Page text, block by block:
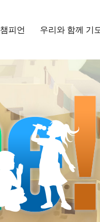
챔피언 우리와 함께 기